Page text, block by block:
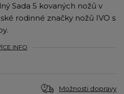
Sada 5 kovaných nožů v
rodinné značky nožů IVO s
INFO
Možnosti dopravy